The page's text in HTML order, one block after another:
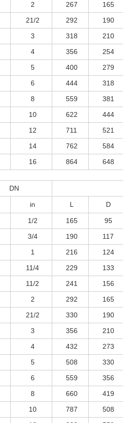
2 267 165
21/2 292 190
3 318 210
4 356 254
5 400 279
6 444 318
8 559 381
10 622 444
12 711 521
14 762 584
16 864 648
DN
in L D
1/2 165 95
3/4 190 117
1 216 124
11/4 229 133
11/2 241 156
2 292 165
21/2 330 190
3 356 210
4 432 273
5 508 330
6 559 356
8 660 419
10 787 508